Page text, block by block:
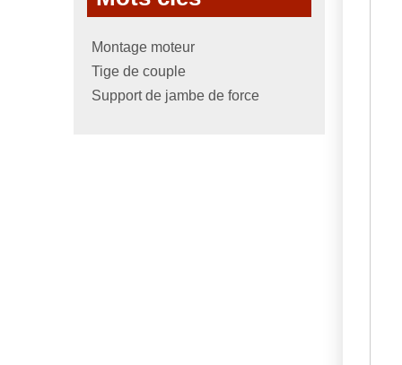
Montage moteur
Tige de couple
Support de jambe de force